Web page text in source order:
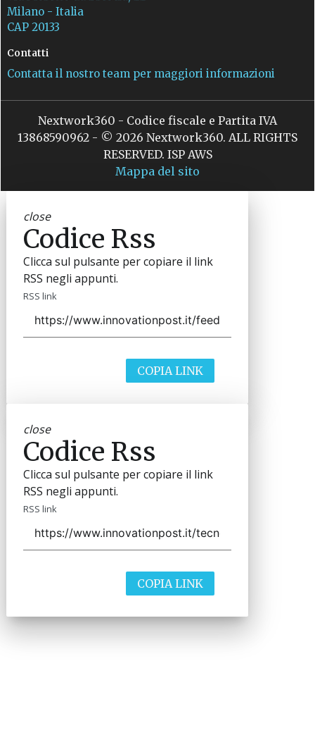
Milano - Italia
CAP 20133
Contatti
Contatta il nostro team per maggiori informazioni
Nextwork360 - Codice fiscale e Partita IVA
13868590962 - © 2026 Nextwork360. ALL RIGHTS
RESERVED. ISP AWS
Mappa del sito
close
Codice Rss
Clicca sul pulsante per copiare il link
RSS negli appunti.
RSS link
COPIA LINK
close
Codice Rss
Clicca sul pulsante per copiare il link
RSS negli appunti.
RSS link
COPIA LINK